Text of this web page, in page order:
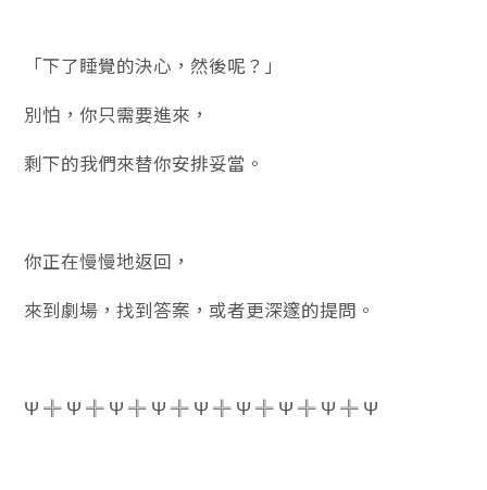
「下了睡覺的決心，然後呢？」
別怕，你只需要進來，
剩下的我們來替你安排妥當。
你正在慢慢地返回，
來到劇場，找到答案，或者更深邃的提問。
Ψ ╬ Ψ ╬ Ψ ╬ Ψ ╬ Ψ ╬ Ψ ╬ Ψ ╬ Ψ ╬ Ψ